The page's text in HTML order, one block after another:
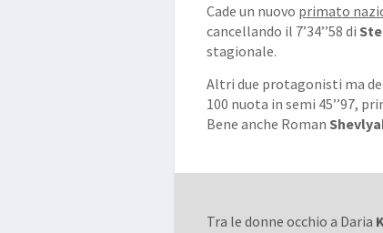
Cade un nuovo primato
cancellando il 7’34’’58 di
stagionale.
Altri due protagonisti ma
100 nuota in semi 45’’97,
Bene anche Roman
Tra le donne occhio a Daria